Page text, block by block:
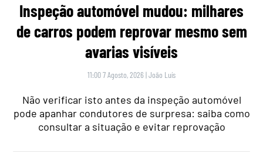
Inspeção automóvel mudou: milhares
de carros podem reprovar mesmo sem
avarias visíveis
11:00 7 Agosto, 2026 |João Luís
Não verificar isto antes da inspeção automóvel
pode apanhar condutores de surpresa: saiba como
consultar a situação e evitar reprovação